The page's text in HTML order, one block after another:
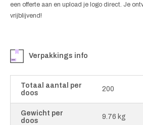
een offerte aan en upload je logo direct. Je
vrijblijvend!
Verpakkings info
Totaal aantal per
doos
200
Gewicht per
doos
9.76 kg